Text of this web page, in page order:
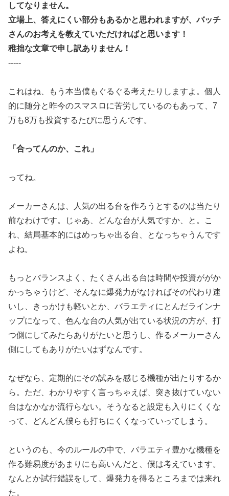
してなり ません。
立場上、答えにくい部分もあるかと思われますが、バッチ
さんのお考えを教えていただければと思います！
稚拙な文章で申し訳ありません！
-----
これはね、もう本当僕もぐるぐる考えたりしますよ。個人
的に随分と昨今のスマスロに苦労しているのもあって、7
万も8万も投資するたびに思うんです。
「合ってんのか、これ」
ってね。
メーカーさんは、人気の出る台を作ろうとするのは当たり
前なわけです。じゃあ、どんな台が人気ですか、と。こ
れ、結局基本的にはめっちゃ出る台、となっちゃうんです
よね。
もっとバランスよく、たくさん出る台は時間や投資ががか
かっちゃ うけど、そんなに爆発力がなければその代わり速
いし、きっかけも軽いとか、バラエティにとんだラインナ
ップになって、色んな台の 人気が出ている状況の方が、打
つ側にしてみたらありがたいと思う し、作るメーカーさん
側にしてもありがたいはずなんです。
なぜなら、定期的にその試みを感じる機種が出たりするか
ら。 ただ、わかりやすく言っちゃえば、突き抜けていない
台はなかなか流行らない。そうなると設定も入りにくくな
って、どんどん僕らも打ちにくくなっていってしまう。
というのも、今のルールの中で、バラエティ豊かな機種を
作る難易度があまりにも高いんだと、僕は考えています。
なんとか試行錯誤をして、爆発力を得るところまでは来れ
た。